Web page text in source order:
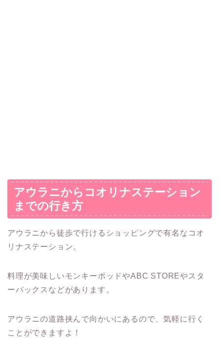
アウラニからコオリナステーション
までの行き方
アウラニから徒歩で行けるショッピングで有名なコオ
リナステーション。
料理が美味しいモンキーポッドやABC STOREやスタ
ーバックスなどがあります。
アウラニの道路挟んで向かいにあるので、気軽に行く
ことができますよ！